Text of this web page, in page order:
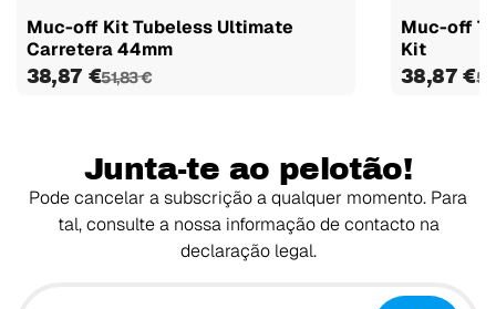
Muc-off Kit Tubeless Ultimate
Carretera 44mm
38,87 €51,83 €
Muc-off
Kit
38,87 €
Junta-te ao pelotão!
Pode cancelar a subscrição a qualquer momento. Para
tal, consulte a nossa informação de contacto na
declaração legal.